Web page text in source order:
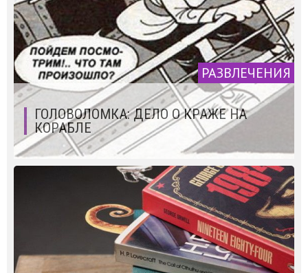
РАЗВЛЕЧЕНИЯ
ГОЛОВОЛОМКА: ДЕЛО О КРАЖЕ НА
КОРАБЛЕ